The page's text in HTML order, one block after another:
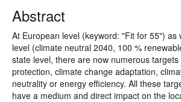
Abstract
At European level (keyword: "Fit for 55") as
level (climate neutral 2040, 100 %
state level, there are now numerous
protection, climate change adaptation,
neutrality or energy efficiency. All these
have a medium and direct impact on the